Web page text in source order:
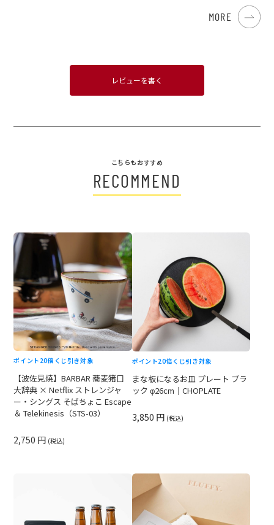
MORE
レビューを書く
こちらもおすすめ
RECOMMEND
ポイント20倍 くじ引き対象
【波佐見焼】BARBAR 蕎麦猪口
大辞典 × Netflix ストレンジャ
ー・シングス そばちょこ Escape
＆ Telekinesis（STS-03）
2,750 円 (税込)
ポイント20倍 くじ引き対象
まな板になるお皿 プレート ブラ
ック φ26cm｜CHOPLATE
3,850 円 (税込)